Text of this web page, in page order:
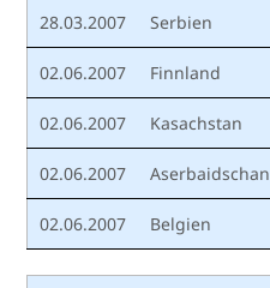
28.03.2007 Serbien
02.06.2007 Finnland
02.06.2007 Kasachstan
02.06.2007 Aserbaidschan
02.06.2007 Belgien